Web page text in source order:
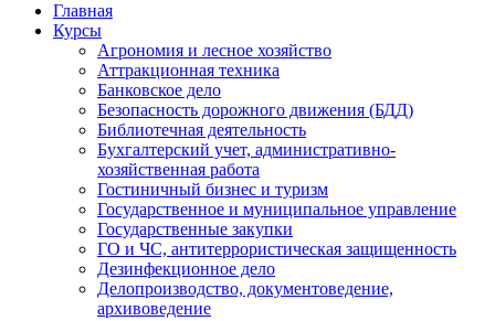
Главная
Курсы
Агрономия и лесное хозяйство
Аттракционная техника
Банковское дело
Безопасность дорожного движения (БДД)
Библиотечная деятельность
Бухгалтерский учет, административно-
хозяйственная работа
Гостиничный бизнес и туризм
Государственное и муниципальное управление
Государственные закупки
ГО и ЧС, антитеррористическая защищенность
Дезинфекционное дело
Делопроизводство, документоведение,
архивоведение